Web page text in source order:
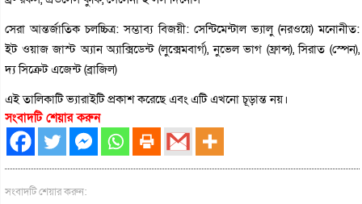
সেরা আন্তর্জাতিক চলচ্চিত্র: সম্ভাব্য বিজয়ী: সেন্টিমেন্টাল ভ্যালু (নরওয়ে) মনোনীত:
ইট ওয়াজ জাস্ট অ্যান অ্যাক্সিডেন্ট (লুক্সেমবার্গ), নুভেল ভাগ (ফ্রান্স), সিরাত (স্পেন),
দ্য সিক্রেট এজেন্ট (ব্রাজিল)
এই তালিকাটি ভ্যারাইটি প্রকাশ করেছে এবং এটি এখনো চূড়ান্ত নয়।
সংবাদটি শেয়ার করুন
সংবাদটি শেয়ার করুন: